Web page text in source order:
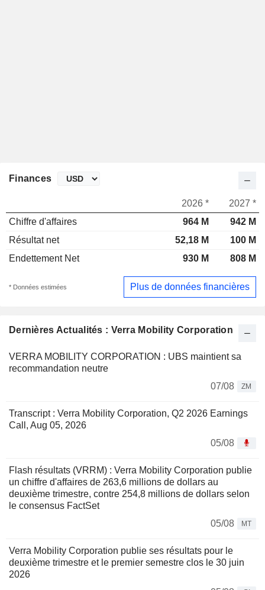
Dernières Actualités : Verra Mobility Corporation
VERRA MOBILITY CORPORATION : UBS maintient sa
recommandation neutre
07/08
ZM
Transcript : Verra Mobility Corporation, Q2 2026 Earnings
Call, Aug 05, 2026
05/08
Flash résultats (VRRM) : Verra Mobility Corporation publie
un chiffre d'affaires de 263,6 millions de dollars au
deuxième trimestre, contre 254,8 millions de dollars selon
le consensus FactSet
05/08
MT
Verra Mobility Corporation publie ses résultats pour le
deuxième trimestre et le premier semestre clos le 30 juin
2026
Finances
2026 *
2027 *
Chiffre d'affaires
964 M
942 M
Résultat net
52,18 M
100 M
Endettement Net
930 M 808 M
* Données estimées Plus de données financières